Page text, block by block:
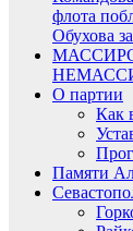
флота
Обухова
О партии
Как
Памяти